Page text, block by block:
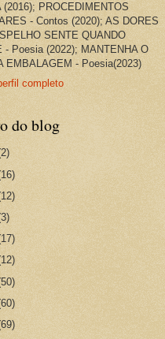
(2016); PROCEDIMENTOS
- Contos (2020); AS DORES
SENTE QUANDO
- Poesia (2022); MANTENHA O
EMBALAGEM - Poesia(2023)
completo
do blog